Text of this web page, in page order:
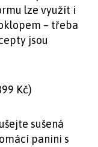
lze využít i
– třeba
jsou
Kč)
sušená
panini s